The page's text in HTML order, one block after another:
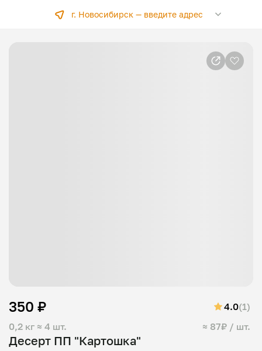
г. Новосибирск —введите адрес
Десерт ПП "Картошка"
0,2 кг ≈ 4 шт. ≈ 87₽ / шт.
350 ₽ 4.0(1)